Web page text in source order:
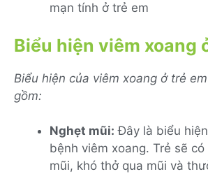
mạn tính ở trẻ em
Biểu hiện viêm xoang
Biểu hiện của viêm xoang ở trẻ
gồm:
Nghẹt mũi: Đây là biểu
bệnh viêm xoang. Trẻ sẽ
mũi, khó thở qua mũi và